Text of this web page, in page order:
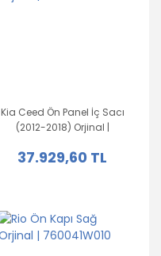
Kia Ceed Ön Panel İç Sacı
(2012-2018) Orjinal |
37.929,60 TL